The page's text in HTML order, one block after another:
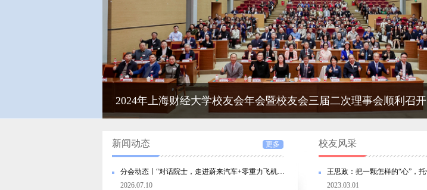
2024年上海财经大学校友会年会暨校友会三届二次理事会顺利召开
2024年上海财经大学校友会年会暨校友会三届二次理事会顺利召开
新闻动态 更多
分会动态丨“对话院士，走进蔚来汽车+零重力飞机工业”——安徽代表处全面助力母校招生巡展
2026.07.10
校友风采
2023.03.01